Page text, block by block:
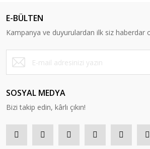
E-BÜLTEN
Kampanya ve duyurulardan ilk siz haberdar
SOSYAL MEDYA
Bizi takip edin, kârlı çıkın!